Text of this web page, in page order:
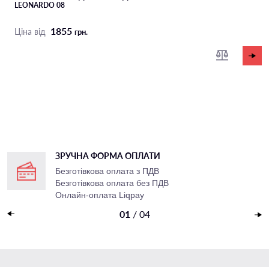
LEONARDO 08
Ціна від 1855 грн.
ЗРУЧНА ФОРМА ОПЛАТИ
Безготівкова оплата з ПДВ
Безготівкова оплата без ПДВ
Онлайн-оплата Liqpay
01 / 04